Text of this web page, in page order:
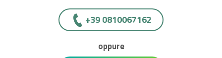
+39 0810067162
oppure